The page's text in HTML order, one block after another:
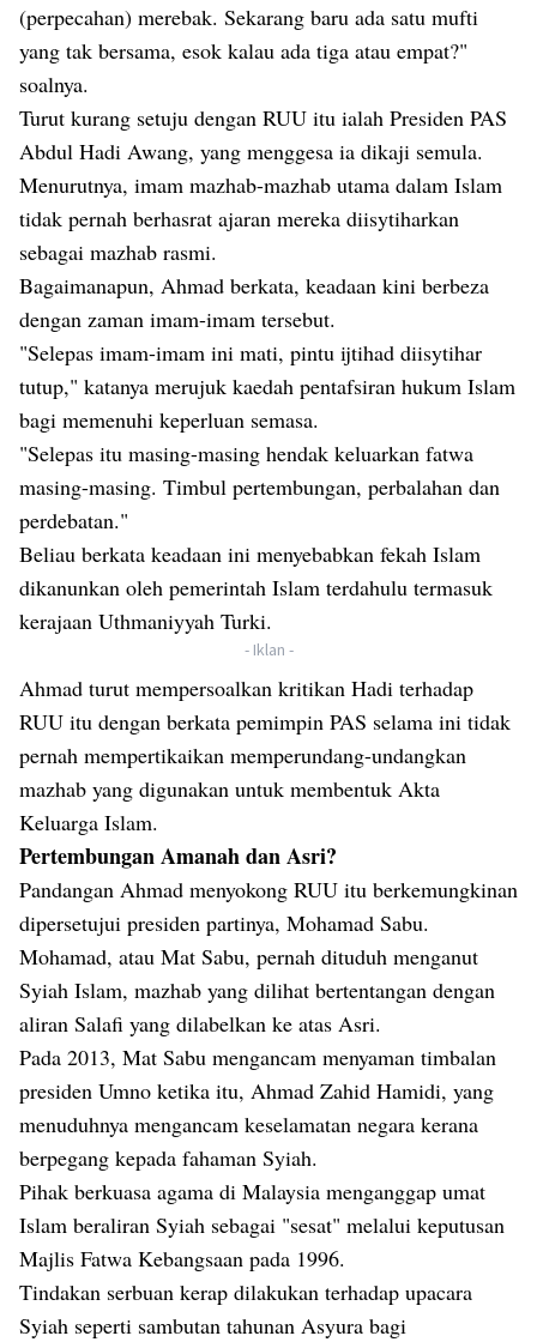
(perpecahan) merebak. Sekarang baru ada satu mufti
yang tak bersama, esok kalau ada tiga atau empat?"
soalnya.
Turut kurang setuju dengan RUU itu ialah Presiden PAS
Abdul Hadi Awang, yang menggesa ia dikaji semula.
Menurutnya, imam mazhab-mazhab utama dalam Islam
tidak pernah berhasrat ajaran mereka diisytiharkan
sebagai mazhab rasmi.
Bagaimanapun, Ahmad berkata, keadaan kini berbeza
dengan zaman imam-imam tersebut.
"Selepas imam-imam ini mati, pintu ijtihad diisytihar
tutup," katanya merujuk kaedah pentafsiran hukum Islam
bagi memenuhi keperluan semasa.
"Selepas itu masing-masing hendak keluarkan fatwa
masing-masing. Timbul pertembungan, perbalahan dan
perdebatan."
Beliau berkata keadaan ini menyebabkan fekah Islam
dikanunkan oleh pemerintah Islam terdahulu termasuk
kerajaan Uthmaniyyah Turki.
- Iklan -
Ahmad turut mempersoalkan kritikan Hadi terhadap
RUU itu dengan berkata pemimpin PAS selama ini tidak
pernah mempertikaikan memperundang-undangkan
mazhab yang digunakan untuk membentuk Akta
Keluarga Islam.
Pertembungan Amanah dan Asri?
Pandangan Ahmad menyokong RUU itu berkemungkinan
dipersetujui presiden partinya, Mohamad Sabu.
Mohamad, atau Mat Sabu, pernah dituduh menganut
Syiah Islam, mazhab yang dilihat bertentangan dengan
aliran Salafi yang dilabelkan ke atas Asri.
Pada 2013, Mat Sabu mengancam menyaman timbalan
presiden Umno ketika itu, Ahmad Zahid Hamidi, yang
menuduhnya mengancam keselamatan negara kerana
berpegang kepada fahaman Syiah.
Pihak berkuasa agama di Malaysia menganggap umat
Islam beraliran Syiah sebagai "sesat" melalui keputusan
Majlis Fatwa Kebangsaan pada 1996.
Tindakan serbuan kerap dilakukan terhadap upacara
Syiah seperti sambutan tahunan Asyura bagi